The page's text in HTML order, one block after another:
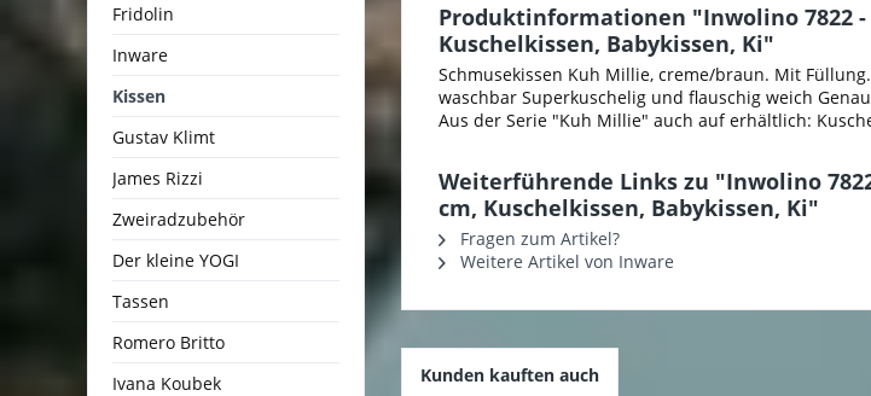
Fridolin
Inware
Kissen
Gustav Klimt
James Rizzi
Zweiradzubehör
Der kleine YOGI
Tassen
Romero Britto
Ivana Koubek
Produktinformationen "Inwolino 7822 -
Kuschelkissen, Babykissen, Ki"
Schmusekissen Kuh Millie, creme/braun. Mit
waschbar Superkuschelig und flauschig weich
Aus der Serie "Kuh Millie" auch auf erhältlich:
Weiterführende Links zu "Inwolino
cm, Kuschelkissen, Babykissen, Ki"
Fragen zum Artikel?
Weitere Artikel von Inware
Kunden kauften auch